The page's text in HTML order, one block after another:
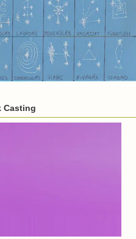
Casting